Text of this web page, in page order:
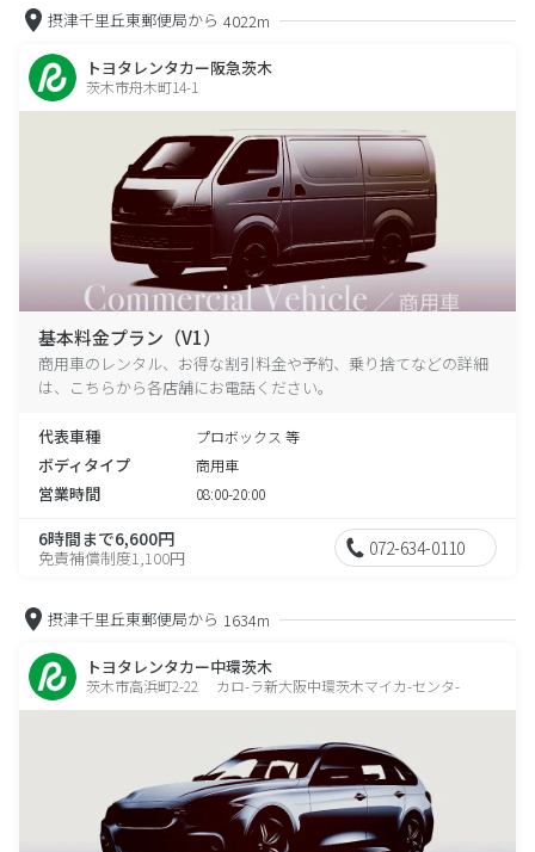
摂津千里丘東郵便局から 4022m
トヨタレンタカー阪急茨木
茨木市舟木町14-1
基本料金プラン（V1）
商用車のレンタル、お得な割引料金や予約、乗り捨てなどの詳細
は、こちらから各店舗にお電話ください。
代表車種 プロボックス 等
ボディタイプ 商用車
営業時間 08:00-20:00
6時間まで6,600円
免責補償制度1,100円 072-634-0110
摂津千里丘東郵便局から 1634m
トヨタレンタカー中環茨木
茨木市高浜町2-22 カロ-ラ新大阪中環茨木マイカ-センタ-